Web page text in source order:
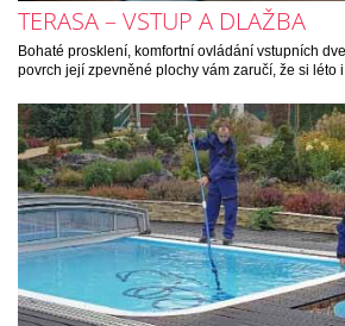
TERASA – VSTUP A DLAŽBA
Bohaté prosklení, komfortní ovládání vstupních
povrch její zpevněné plochy vám zaručí, že si léto